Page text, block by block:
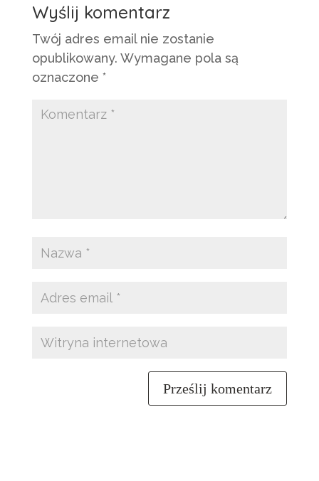
Wyślij komentarz
Twój adres email nie zostanie
opublikowany. Wymagane pola są
oznaczone *
Prześlij komentarz